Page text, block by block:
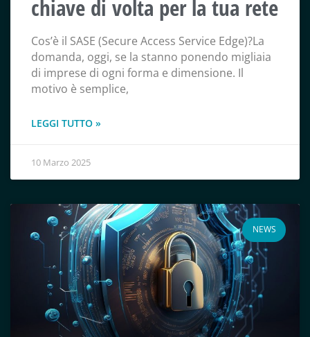
chiave di volta per la tua rete
Cos’è il SASE (Secure Access Service Edge)?La
domanda, oggi, se la stanno ponendo migliaia
di imprese di ogni forma e dimensione. Il
motivo è semplice,
LEGGI TUTTO »
10 Marzo 2025
NEWS